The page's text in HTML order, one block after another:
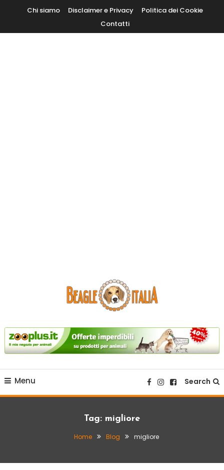
Content
Chi siamo Disclaimer e Privacy
Politica dei Cookie
Contatti
Beagle Italia
Menu Search
Tag: migliore
Home Blog migliore